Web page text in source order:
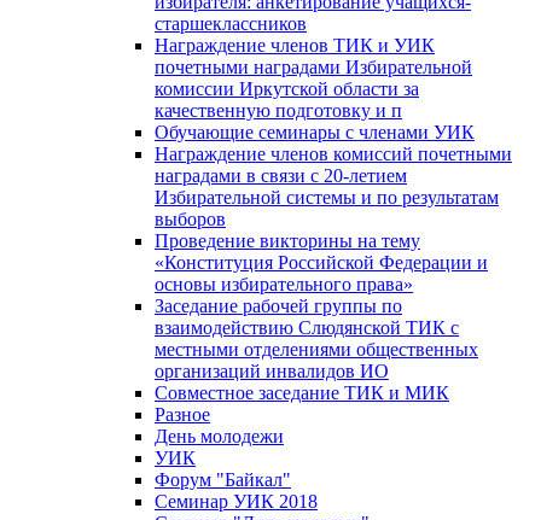
старшеклассников
Награждение членов ТИК и УИК
почетными наградами Избирательной
комиссии Иркутской области за
качественную подготовку и п
Обучающие семинары с членами УИК
Награждение членов комиссий почетными
наградами в связи с 20-летием
Избирательной системы и по результатам
выборов
Проведение викторины на тему
«Конституция Российской Федерации и
основы избирательного права»
Заседание рабочей группы по
взаимодействию Слюдянской ТИК с
местными отделениями общественных
организаций инвалидов ИО
Совместное заседание ТИК и МИК
Разное
День молодежи
УИК
Форум "Байкал"
Семинар УИК 2018